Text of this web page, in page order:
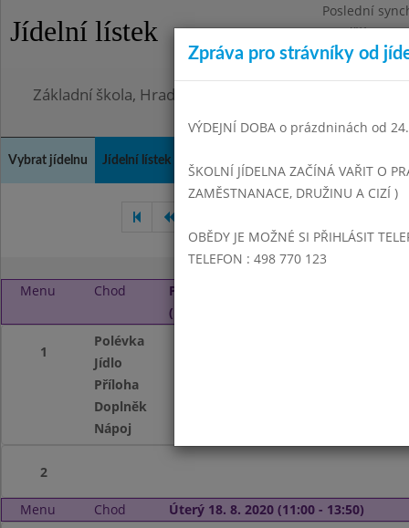
Jídelní lístek
Poslední
Pondělí
Omezení
Základní škola, Hradec Králové, Bezručova 1468
Vybrat jídelnu Jídelní lístek
Menu Chod
Pondělí 17. 8. 2020
(11:00 - 13:50)
1
Polévka
Jídlo
Příloha
Doplněk
Nápoj
2
Menu Chod Úterý 18. 8. 2020 (11:00 - 13:50)
Zpráva pro strávníky od
VÝDEJNÍ DOBA o prázdninách od
ŠKOLNÍ JÍDELNA ZAČÍNÁ VAŘIT O
ZAMĚSTNANACE, DRUŽINU A CIZÍ )
OBĚDY JE MOŽNÉ SI PŘIHLÁSIT
TELEFON : 498 770 123